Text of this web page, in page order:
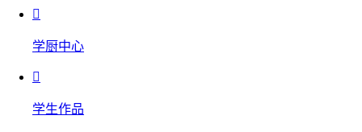

学厨中心

学生作品